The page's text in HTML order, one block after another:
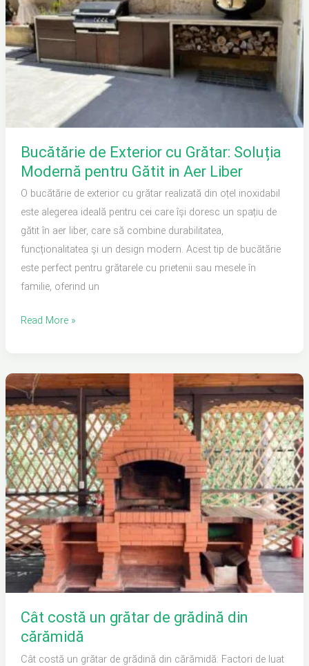
Bucătărie de Exterior cu Grătar: Soluția
Modernă pentru Gătit in Aer Liber
O bucătărie de exterior cu grătar realizată din oțel inoxidabil
este alegerea ideală pentru cei care își doresc un spațiu de
gătit în aer liber, care să combine durabilitatea,
funcționalitatea și un design modern. Acest tip de bucătărie
este perfect pentru grătarele cu prietenii sau mesele în
familie, oferind un
Soluția
Modernă
pentru
Gătit
Read More »
Cât costă un grătar de grădină din
cărămidă
Cât costă un grătar de grădină din cărămidă: Factori de luat
Cât
costă
un
grătar
de
grădină
din
cărămidă